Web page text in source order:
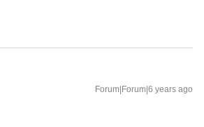
Forum|Forum|6 years ago